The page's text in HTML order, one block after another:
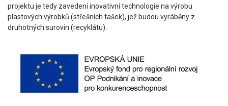
projektu je tedy zavedení inovativní technologie na výrobu
plastových výrobků (střešních tašek), jež budou vyráběny z
druhotných surovin (recyklátu).